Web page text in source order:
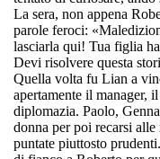
La sera, non appena
parole feroci:
lasciarla qui! Tua figlia
Devi risolvere questa
Quella volta fu Lian a
apertamente il manager,
diplomazia. Paolo,
donna per poi recarsi
puntate piuttosto